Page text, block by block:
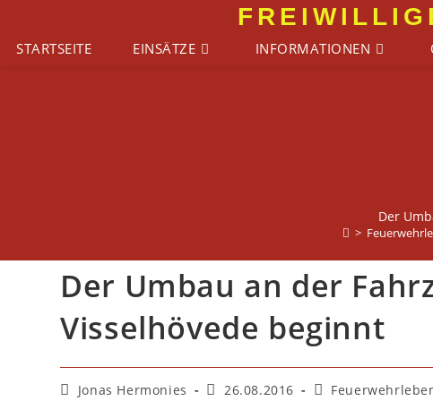
springen
STARTSEITE EINSÄTZE INFORMATIONEN
Der
>
Der Umbau an der
Visselhövede beginnt
Beitrags-
Jonas Hermonies
Beitrag
26.08.2016
Beitrags-